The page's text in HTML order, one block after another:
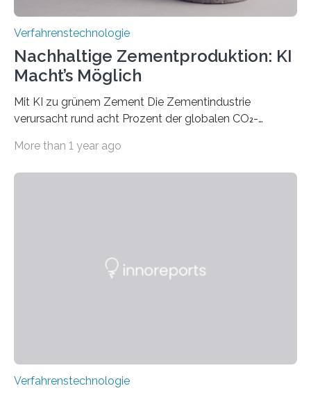
Verfahrenstechnologie
Nachhaltige Zementproduktion: KI
Macht’s Möglich
Mit KI zu grünem Zement Die Zementindustrie
verursacht rund acht Prozent der globalen CO₂-
Flugverkehr. Forschende am Paul Scherrer Institut PSI
brennen, der Grundstoff für baufertigen Zement. Wenig
More than 1 year ago
Verfahrenstechnologie